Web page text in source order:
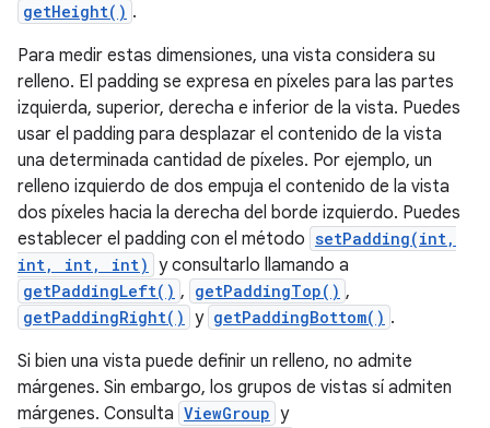
getHeight() .
Para medir estas dimensiones, una vista considera su
relleno. El padding se expresa en píxeles para las partes
izquierda, superior, derecha e inferior de la vista. Puedes
usar el padding para desplazar el contenido de la vista
una determinada cantidad de píxeles. Por ejemplo, un
relleno izquierdo de dos empuja el contenido de la vista
dos píxeles hacia la derecha del borde izquierdo. Puedes
establecer el padding con el método setPadding(int,
int, int, int) y consultarlo llamando a
getPaddingLeft() , getPaddingTop() ,
getPaddingRight() y getPaddingBottom() .
Si bien una vista puede definir un relleno, no admite
márgenes. Sin embargo, los grupos de vistas sí admiten
márgenes. Consulta ViewGroup y